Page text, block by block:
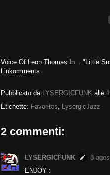
Voice Of Leon Thomas In : "Little
Linkomments
Pubblicato da LYSERGICFUNK alle
Etichette: Favorites, LysergicJazz
2 commenti:
LYSERGICFUNK
8
ENJOY :